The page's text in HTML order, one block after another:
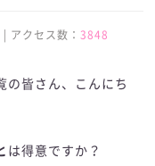
アクセス数： 3848
の皆さん、こんにち
は得意ですか？